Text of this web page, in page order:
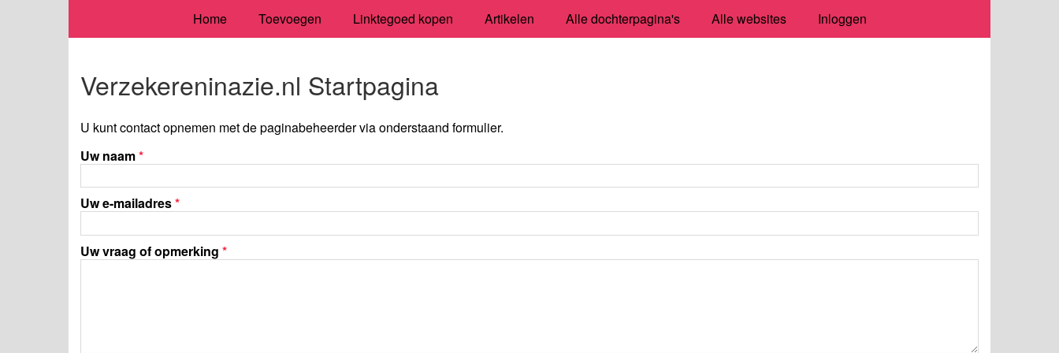
Home Toevoegen Linktegoed kopen Artikelen Alle dochterpagina's Alle websites Inloggen
Verzekereninazie.nl Startpagina
U kunt contact opnemen met de paginabeheerder via onderstaand formulier.
Uw naam*
Uw e-mailadres*
Uw vraag of opmerking *